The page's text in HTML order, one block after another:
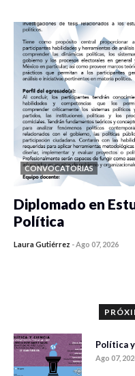
CONVOCATORIAS
Diplomado en
Política
Laura Gutiérrez -Ago 07, 2026
Política
Ago 07,